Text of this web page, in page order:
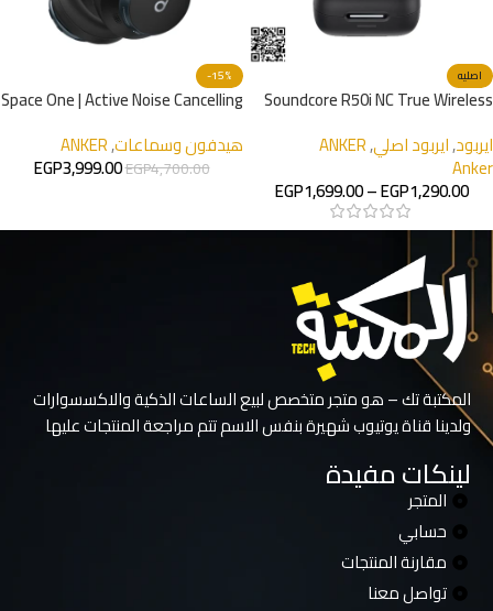
اصليه
Soundcore R50i NC True Wireless
ايربود,ايربود اصلي,
ANKER
Anker
EGP1,290.00
–
EGP1,699.00
-15%
Space One | Active Noise Cancelling
هيدفون وسماعات,
ANKER
EGP4,700.00
EGP3,999.00
المكتبة تك – هو متجر متخصص لبيع الساعات الذكية والاكسسوارات
ولدينا قناة يوتيوب شهيرة بنفس الاسم تتم مراجعة المنتجات عليها
لينكات مفيدة
المتجر
حسابي
مقارنة المنتجات
تواصل معنا